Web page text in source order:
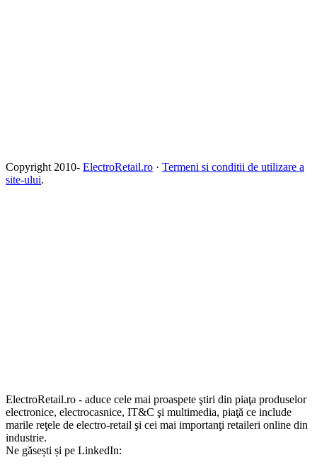
Copyright 2010- ElectroRetail.ro · Termeni si conditii de utilizare a
site-ului.
ElectroRetail.ro - aduce cele mai proaspete ştiri din piaţa produselor
electronice, electrocasnice, IT&C şi multimedia, piaţă ce include
marile reţele de electro-retail şi cei mai importanţi retaileri online din
industrie.
Ne găsești și pe LinkedIn: